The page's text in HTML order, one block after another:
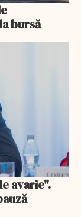
bursă
avarie".